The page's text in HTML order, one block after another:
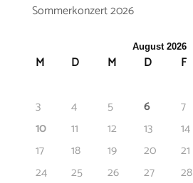
Sommerkonzert 2026
August 2026
M D M D F
3
4 5 6 7
10
11 12 13 14
17
18 19 20 21
24
25 26 27 28